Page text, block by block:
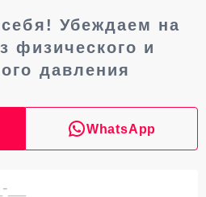
Убеждаем на
физического и
давления
WhatsApp